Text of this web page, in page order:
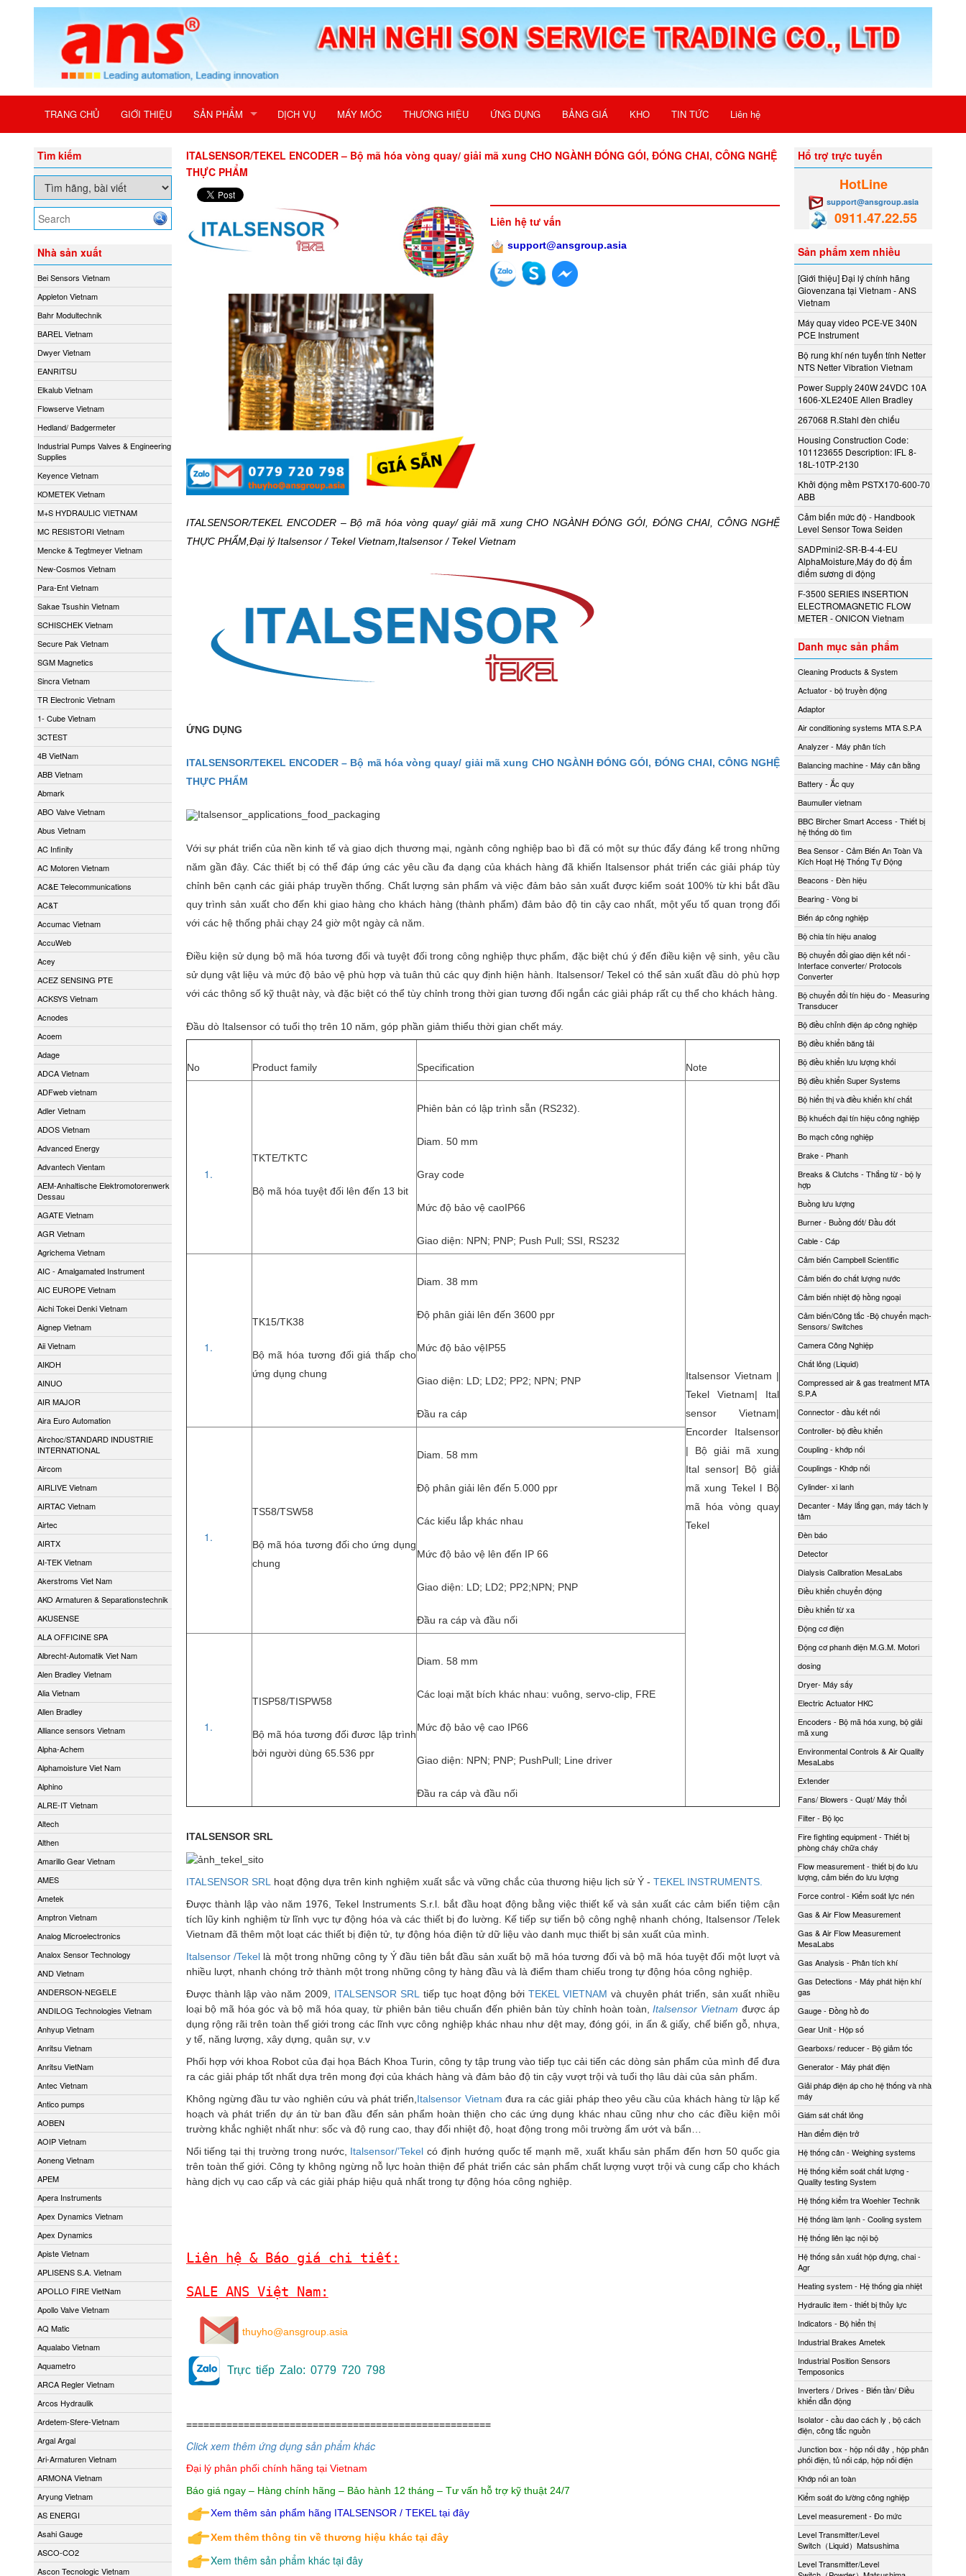
TRANG CHỦ GIỚI THIỆU SẢN PHẨM DỊCH VỤ MÁY MÓC THƯƠNG HIỆU ỨNG DỤNG BẢNG GIÁ KHO TIN TỨC Liên hệ
Tìm kiếm
Nhà sản xuất
Bei Sensors Vietnam
Appleton Vietnam
Bahr Modultechnik
BAREL Vietnam
Dwyer Vietnam
EANRITSU
Elkalub Vietnam
Flowserve Vietnam
Hedland/ Badgermeter
Industrial Pumps Valves & Engineering
Supplies
Keyence Vietnam
KOMETEK Vietnam
M+S HYDRAULIC VIETNAM
MC RESISTORI Vietnam
Mencke & Tegtmeyer Vietnam
New-Cosmos Vietnam
Para-Ent Vietnam
Sakae Tsushin Vietnam
SCHISCHEK Vietnam
Secure Pak Vietnam
SGM Magnetics
Sincra Vietnam
TR Electronic Vietnam
1- Cube Vietnam
3CTEST
4B VietNam
ABB Vietnam
Abmark
ABO Valve Vietnam
Abus Vietnam
AC Infinity
AC Motoren Vietnam
AC&E Telecommunications
AC&T
Accumac Vietnam
AccuWeb
Acey
ACEZ SENSING PTE
ACKSYS Vietnam
Acnodes
Acoem
Adage
ADCA Vietnam
ADFweb vietnam
Adler Vietnam
ADOS Vietnam
Advanced Energy
Advantech Vientam
AEM-Anhaltische Elektromotorenwerk
Dessau
AGATE Vietnam
AGR Vietnam
Agrichema Vietnam
AIC - Amalgamated Instrument
AIC EUROPE Vietnam
Aichi Tokei Denki Vietnam
Aignep Vietnam
Aii Vietnam
AIKOH
AINUO
AIR MAJOR
Aira Euro Automation
Airchoc/STANDARD INDUSTRIE
INTERNATIONAL
Aircom
AIRLIVE Vietnam
AIRTAC Vietnam
Airtec
AIRTX
AI-TEK Vietnam
Akerstroms Viet Nam
AKO Armaturen & Separationstechnik
AKUSENSE
ALA OFFICINE SPA
Albrecht-Automatik Viet Nam
Alen Bradley Vietnam
Alia Vietnam
Allen Bradley
Alliance sensors Vietnam
Alpha-Achem
Alphamoisture Viet Nam
Alphino
ALRE-IT Vietnam
Altech
Althen
Amarillo Gear Vietnam
AMES
Ametek
Amptron Vietnam
Analog Microelectronics
Analox Sensor Technology
AND Vietnam
ANDERSON-NEGELE
ANDILOG Technologies Vietnam
Anhyup Vietnam
Anritsu Vietnam
Anritsu VietNam
Antec Vietnam
Antico pumps
AOBEN
AOIP Vietnam
Aoneng Vietnam
APEM
Apera Instruments
Apex Dynamics Vietnam
Apex Dynamics
Apiste Vietnam
APLISENS S.A. Vietnam
APOLLO FIRE VietNam
Apollo Valve Vietnam
AQ Matic
Aqualabo Vietnam
Aquametro
ARCA Regler Vietnam
Arcos Hydraulik
Ardetem-Sfere-Vietnam
Argal Argal
Ari-Armaturen Vietnam
ARMONA Vietnam
Aryung Vietnam
AS ENERGI
Asahi Gauge
ASCO-CO2
Ascon Tecnologic Vietnam
ITALSENSOR/TEKEL ENCODER – Bộ mã hóa vòng quay/ giải mã xung CHO NGÀNH ĐÓNG GÓI, ĐÓNG CHAI, CÔNG NGHỆ
THỰC PHẨM
Liên hệ tư vấn
support@ansgroup.asia
ITALSENSOR/TEKEL ENCODER – Bộ mã hóa vòng quay/ giải mã xung CHO NGÀNH ĐÓNG GÓI, ĐÓNG CHAI, CÔNG NGHỆ
THỰC PHẨM,Đại lý Italsensor / Tekel Vietnam,Italsensor / Tekel Vietnam
ỨNG DỤNG
ITALSENSOR/TEKEL ENCODER – Bộ mã hóa vòng quay/ giải mã xung CHO NGÀNH ĐÓNG GÓI, ĐÓNG CHAI, CÔNG NGHỆ
THỰC PHẨM
Với sự phát triển của nền kinh tế và giao dịch thương mại, ngành công nghiệp bao bì đã có một sự thúc đẩy đáng kể trong những
năm gần đây. Các thiết bị có thể đáp ứng các yêu cầu đa dạng của khách hàng đã khiến Italsensor phát triển các giải pháp tùy
chỉnh bên cạnh các giải pháp truyền thống. Chất lượng sản phẩm và việc đảm bảo sản xuất được kiểm soát 100% từ khi bắt đầu
quy trình sản xuất cho đến khi giao hàng cho khách hàng (thành phẩm) đảm bảo độ tin cậy cao nhất, một yếu tố quan trọng đối
với các hệ thống phải chạy 24 giờ một ngày cả năm.
Điều kiện sử dụng bộ mã hóa tương đối và tuyệt đối trong công nghiệp thực phẩm, đặc biệt chú ý đến điều kiện vệ sinh, yêu cầu
sử dụng vật liệu và mức độ bảo vệ phù hợp và tuân thủ các quy định hiện hành. Italsensor/ Tekel có thể sản xuất đầu dò phù hợp
với các thông số kỹ thuật này, và đặc biệt có thể tùy chỉnh trong thời gian tương đối ngắn các giải pháp rất cụ thể cho khách hàng.
Đầu dò Italsensor có tuổi thọ trên 10 năm, góp phần giảm thiểu thời gian chết máy.
No Product family Specification Note
TKTE/TKTC
Bộ mã hóa tuyệt đối lên đến 13 bit
Phiên bản có lập trình sẵn (RS232).
Diam. 50 mm
Gray code
Mức độ bảo vệ caoIP66
Giao diện: NPN; PNP; Push Pull; SSI, RS232
Italsensor Vietnam |
Tekel Vietnam| Ital
sensor Vietnam|
Encorder Italsensor
| Bộ giải mã xung
Ital sensor| Bộ giải
mã xung Tekel l Bộ
mã hóa vòng quay
Tekel
TK15/TK38
Bộ mã hóa tương đối giá thấp cho
ứng dụng chung
Diam. 38 mm
Độ phân giải lên đến 3600 ppr
Mức độ bảo vệIP55
Giao diện: LD; LD2; PP2; NPN; PNP
Đầu ra cáp
TS58/TSW58
Bộ mã hóa tương đối cho ứng dụng
chung
Diam. 58 mm
Độ phân giải lên đến 5.000 ppr
Các kiểu lắp khác nhau
Mức độ bảo vệ lên đến IP 66
Giao diện: LD; LD2; PP2;NPN; PNP
Đầu ra cáp và đầu nối
TISP58/TISPW58
Bộ mã hóa tương đối đươc lập trình
bởi người dùng 65.536 ppr
Diam. 58 mm
Các loại mặt bích khác nhau: vuông, servo-clip, FRE
Mức độ bảo vệ cao IP66
Giao diện: NPN; PNP; PushPull; Line driver
Đầu ra cáp và đầu nối
ITALSENSOR SRL
ITALSENSOR SRLhoạt động dựa trên kinh nghiệm xuất sắc và vững chắc của thương hiệu lịch sử Ý - TEKEL INSTRUMENTS.
Được thành lập vào năm 1976, Tekel Instruments S.r.l. bắt đầu hoạt động bằng việc thiết kế và sản xuất các cảm biến tiệm cận
tích lũy kinh nghiệm từ lĩnh vực tự động hóa và các thiết bị đo lường. Kế tiếp sự tiến bộ công nghệ nhanh chóng, Italsensor /Telek
Vietnam đã thêm một loạt các thiết bị điện tử, tự động hóa điện tử dữ liệu vào danh mục thiết bị sản xuất của mình.
Italsensor /Tekellà một trong những công ty Ý đầu tiên bắt đầu sản xuất bộ mã hóa tương đối và bộ mã hóa tuyệt đối một lượt và
nhiều lượt, nhanh chóng trở thành một trong những công ty hàng đầu và là điểm tham chiếu trong tự động hóa công nghiệp.
Được thành lập vào năm 2009, ITALSENSOR SRLtiếp tục hoạt động bởiTEKEL VIETNAM và chuyên phát triển, sản xuất nhiều
loại bộ mã hóa góc và bộ mã hóa quay, từ phiên bản tiêu chuẩn đến phiên bản tùy chỉnh hoàn toàn,Italsensor Vietnam được áp
dụng rộng rãi trên toàn thế giới trong các lĩnh vực công nghiệp khác nhau như dệt may, đóng gói, in ấn & giấy, chế biến gỗ, nhựa,
y tế, năng lượng, xây dựng, quân sự, v.v
Phối hợp với khoa Robot của đại họa Bách Khoa Turin, công ty tập trung vào tiếp tục cải tiến các dòng sản phẩm của mình để đưa
ra các giải pháp tốt nhất dựa trên mong đợi của khách hàng và đảm bảo độ tin cậy vượt trội và tuổi thọ lâu dài của sản phẩm.
Không ngừng đầu tư vào nghiên cứu và phát triển,Italsensor Vietnam đưa ra các giải pháp theo yêu cầu của khách hàng từ lập kế
hoạch và phát triển dự án từ ban đầu đến sản phẩm hoàn thiện cho các ứng dụng khác nhau cũng như cho các điều kiện môi
trường khắc nghiệt nhất như: sốc và độ rung cao, thay đổi nhiệt độ, hoạt động trong môi trường ẩm ướt và bẩn…
Nổi tiếng tại thị trường trong nước, Italsensor/’Tekelcó định hướng quốc tế mạnh mẽ, xuất khẩu sản phẩm đến hơn 50 quốc gia
trên toàn thế giới. Công ty không ngừng nỗ lực hoàn thiện để phát triển các sản phẩm chất lượng vượt trội và cung cấp cho khách
hàng dịch vụ cao cấp và các giải pháp hiệu quả nhất trong tự động hóa công nghiệp.
Liên hệ & Báo giá chi tiết:
SALE ANS Việt Nam:
thuyho@ansgroup.asia
Trực tiếp Zalo: 0779 720 798
=====================================================
Click xem thêm ứng dụng sản phẩm khác
Đại lý phân phối chính hãng tại Vietnam
Báo giá ngay – Hàng chính hãng – Bảo hành 12 tháng – Tư vấn hỗ trợ kỹ thuật 24/7
Xem thêm sản phẩm hãng ITALSENSOR / TEKEL tại đây
Xem thêm thông tin về thương hiệu khác tại đây
Xem thêm sản phẩm khác tại đây
Hổ trợ trực tuyến
HotLine
support@ansgroup.asia
0911.47.22.55
Sản phẩm xem nhiều
[Giới thiệu] Đại lý chính hãng
Giovenzana tại Vietnam - ANS
Vietnam
Máy quay video PCE-VE 340N
PCE Instrument
Bộ rung khí nén tuyến tính Netter
NTS Netter Vibration Vietnam
Power Supply 240W 24VDC 10A
1606-XLE240E Allen Bradley
267068 R.Stahl đèn chiếu
Housing Construction Code:
101123655 Description: IFL 8-
18L-10TP-2130
Khởi động mềm PSTX170-600-70
ABB
Cảm biến mức độ - Handbook
Level Sensor Towa Seiden
SADPmini2-SR-B-4-4-EU
AlphaMoisture,Máy đo độ ẩm
điểm sương di động
F-3500 SERIES INSERTION
ELECTROMAGNETIC FLOW
METER - ONICON Vietnam
Danh mục sản phẩm
Cleaning Products & System
Actuator - bộ truyền động
Adaptor
Air conditioning systems MTA S.P.A
Analyzer - Máy phân tích
Balancing machine - Máy cân bằng
Battery - Ắc quy
Baumuller vietnam
BBC Bircher Smart Access - Thiết bị
hệ thống dò tìm
Bea Sensor - Cảm Biến An Toàn Và
Kích Hoạt Hệ Thống Tự Động
Beacons - Đèn hiệu
Bearing - Vòng bi
Biến áp công nghiệp
Bộ chia tín hiệu analog
Bộ chuyển đổi giao diện kết nối -
Interface converter/ Protocols
Converter
Bộ chuyển đổi tín hiệu đo - Measuring
Transducer
Bộ điều chỉnh điện áp công nghiệp
Bộ điều khiển băng tải
Bộ điều khiển lưu lượng khối
Bộ điều khiển Super Systems
Bộ hiển thị và điều khiển khí chất
Bộ khuếch đại tín hiệu công nghiệp
Bo mạch công nghiệp
Brake - Phanh
Breaks & Clutchs - Thắng từ - bộ ly
hợp
Buồng lưu lượng
Burner - Buồng đốt/ Đầu đốt
Cable - Cáp
Cảm biến Campbell Scientific
Cảm biến đo chất lượng nước
Cảm biến nhiệt độ hồng ngoại
Cảm biến/Công tắc -Bộ chuyển mạch-
Sensors/ Switches
Camera Công Nghiệp
Chất lỏng (Liquid)
Compressed air & gas treatment MTA
S.P.A
Connector - đầu kết nối
Controller- bộ điều khiển
Coupling - khớp nối
Couplings - Khớp nối
Cylinder- xi lanh
Decanter - Máy lắng gạn, máy tách ly
tâm
Đèn báo
Detector
Dialysis Calibration MesaLabs
Điều khiển chuyển động
Điều khiển từ xa
Động cơ điện
Động cơ phanh điện M.G.M. Motori
dosing
Dryer- Máy sấy
Electric Actuator HKC
Encoders - Bộ mã hóa xung, bộ giải
mã xung
Environmental Controls & Air Quality
MesaLabs
Extender
Fans/ Blowers - Quạt/ Máy thổi
Filter - Bộ lọc
Fire fighting equipment - Thiết bị
phòng cháy chữa cháy
Flow measurement - thiết bị đo lưu
lượng, cảm biến đo lưu lượng
Force control - Kiểm soát lực nén
Gas & Air Flow Measurement
Gas & Air Flow Measurement
MesaLabs
Gas Analysis - Phân tích khí
Gas Detections - Máy phát hiện khí
gas
Gauge - Đồng hồ đo
Gear Unit - Hộp số
Gearboxs/ reducer - Bộ giảm tốc
Generator - Máy phát điện
Giải pháp điện áp cho hệ thống và nhà
máy
Giám sát chất lỏng
Hàn điểm điện trở
Hệ thống cân - Weighing systems
Hệ thống kiểm soát chất lượng -
Quality testing System
Hệ thống kiểm tra Woehler Technik
Hệ thống làm lạnh - Cooling system
Hệ thống liên lạc nội bộ
Hệ thống sản xuất hộp đựng, chai -
Agr
Heating system - Hệ thống gia nhiệt
Hydraulic item - thiết bị thủy lực
Indicators - Bộ hiển thị
Industrial Brakes Ametek
Industrial Position Sensors
Temposonics
Inverters / Drives - Biến tần/ Điều
khiển dẫn động
Isolator - cầu dao cách ly , bộ cách
điện, công tắc nguồn
Junction box - hộp nối dây , hộp phân
phối điện, tủ nối cáp, hộp nối điện
Khớp nối an toàn
Kiểm soát đo lường công nghiệp
Level measurement - Đo mức
Level Transmitter/Level
Switch（Liquid）Matsushima
Level Transmitter/Level